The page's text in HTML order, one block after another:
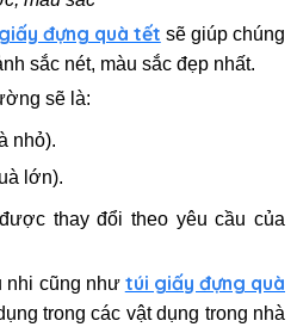
đựng quà tết sẽ giúp chúng
sắc nét, màu sắc đẹp nhất.
sẽ là:
nhỏ).
lớn).
thay đổi theo yêu cầu của
nhi cũng như túi giấy đựng quà
trong các vật dụng trong nhà